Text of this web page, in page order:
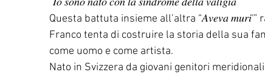
Questa battuta insieme all’altra “𝐴𝑣𝑒𝑣𝑎
Franco tenta di costruire la storia della sua
come uomo e come artista.
Nato in Svizzera da giovani genitori